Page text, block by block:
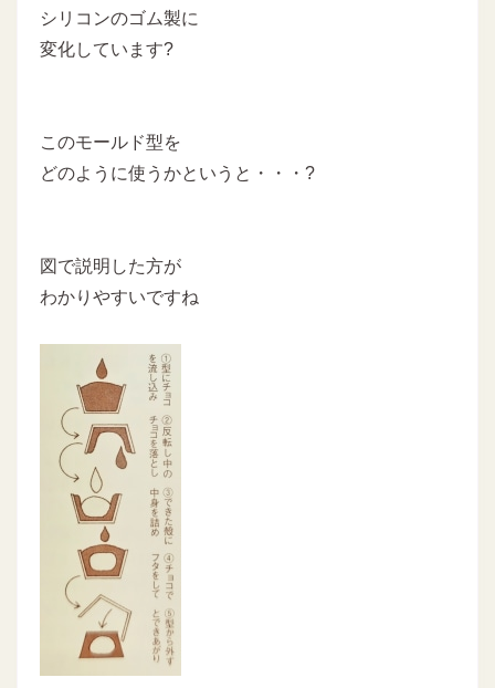
シリコンのゴム製に
変化しています?
このモールド型を
どのように使うかというと・・・?
図で説明した方が
わかりやすいですね